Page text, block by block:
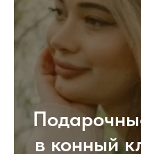
в конный